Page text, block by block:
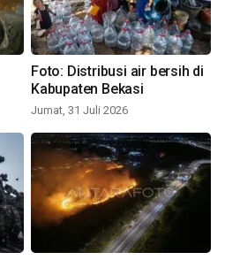
Foto: Distribusi air bersih di
Kabupaten Bekasi
Jumat, 31 Juli 2026